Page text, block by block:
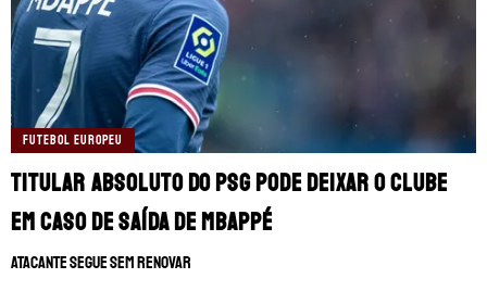
FUTEBOL EUROPEU
Titular absoluto do PSG pode deixar o clube
em caso de saída de Mbappé
Atacante segue sem renovar